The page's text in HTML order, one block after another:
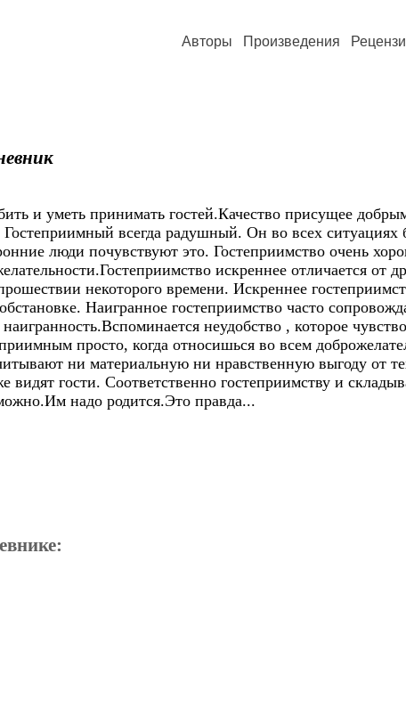
Авторы Произведения
и уметь принимать гостей.Качество присущее
Гостеприимный всегда радушный. Он во всех ситуациях
люди почувствуют это. Гостеприимство очень
искреннее отличается от
некоторого времени. Искреннее
Наигранное гостеприимство часто
неудобство , которое
просто, когда относишься во всем
ни материальную ни нравственную выгоду от
гости. Соответственно гостеприимству и
надо родится.Это правда...